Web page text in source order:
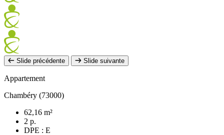
Slide précédente Slide suivante
Appartement
Chambéry (73000)
62,16 m²
2 p.
DPE : E